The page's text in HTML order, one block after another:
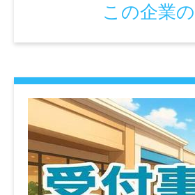
この企業